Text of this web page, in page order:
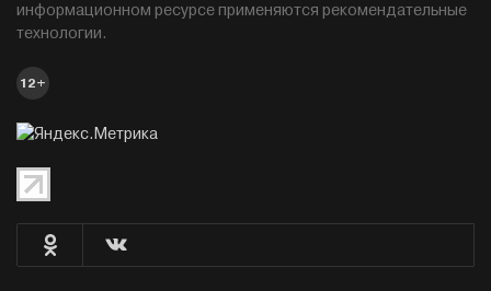
информационном ресурсе применяются рекомендательные
технологии.
12+